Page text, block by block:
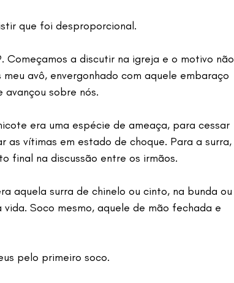
que foi desproporcional.
Começamos a discutir na igreja e o motivo não
avô, envergonhado com aquele embaraço
sobre nós.
era uma espécie de ameaça, para cessar
as vítimas em estado de choque. Para a surra,
final na discussão entre os irmãos.
aquela surra de chinelo ou cinto, na bunda ou
Soco mesmo, aquele de mão fechada e
pelo primeiro soco.